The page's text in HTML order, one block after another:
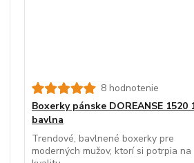
8 hodnotenie
Boxerky pánske DOREANSE 1520
bavlna
Trendové, bavlnené boxerky pre
moderných mužov, ktorí si potrpia na